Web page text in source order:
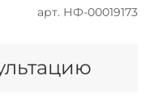
арт. НФ-00019173